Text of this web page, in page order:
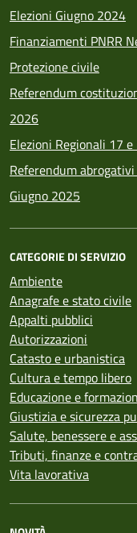
Elezioni Giugno 2024
Finanziamenti PNRR
Protezione civile
Referendum
2026
Elezioni Regionali 17
Referendum
Giugno 2025
CATEGORIE DI SERVIZIO
Ambiente
Anagrafe e stato civile
Appalti pubblici
Autorizzazioni
Catasto e urbanistica
Cultura e tempo libero
Educazione e
Giustizia e sicurezza
Salute, benessere e
Tributi, finanze e
Vita lavorativa